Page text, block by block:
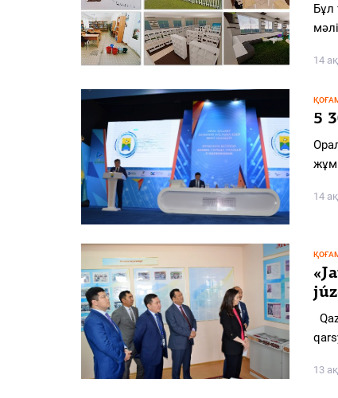
Бұл
14
5
14
13